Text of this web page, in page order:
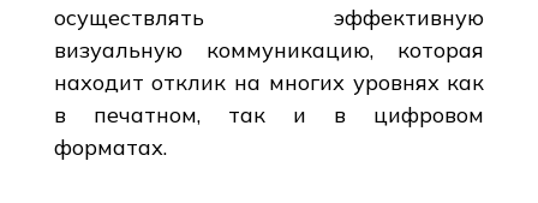
осуществлять эффективную
визуальную коммуникацию, которая
находит отклик на многих уровнях как
в печатном, так и в цифровом
форматах.